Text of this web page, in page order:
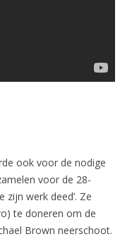
ook voor de nodige
voor de 28-
zijn werk deed’. Ze
te doneren om de
Brown neerschoot.